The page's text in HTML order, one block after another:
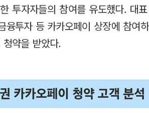
투자자들의 참여를 유도했다. 대
융투자 등 카카오페이 상장에 참여
약을 받았다.